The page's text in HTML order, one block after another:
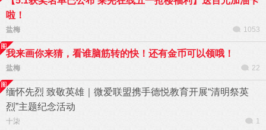
啦！
盐梅 1053
我来画你来猜，看谁脑筋转的快！还有金币可以领哦！
盐梅 22
缅怀先烈 致敬英雄｜微爱联盟携手德悦教育开展“清明祭英
烈”主题纪念活动
十柒 1